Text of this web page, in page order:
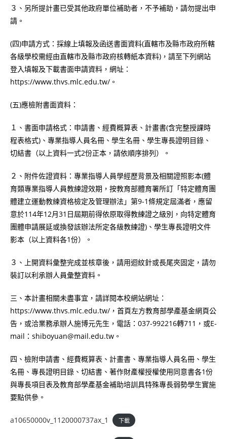
３、另所提計畫已受其他政府單位補助者，不予補助，請勿提出申
請。
(四)申請方式：採線上填報及函送書面資料(直轄市及縣市政府所轄
各級學校需經由直轄市及縣市政府核轉紙本資料)，請至下列網站
登入填報及下載書面申請資料，網址：
https://www.thvs.mlc.edu.tw/。
(五)應檢附書面資料：
１、書面申請格式：申請書、經費概算表、計畫書(含完整授課時
程表格式)、專業指導人員名冊、學生名冊、學生專長證明目錄、
切結書（以上資料一式2份正本，請依順序排列）。
２、附件佐證資料：專業指導人員學經歷背景及相關證照影本(體
育類專業指導人員教練證效期，按教育部體育署所訂「特定體育團
體建立運動教練資格檢定及管理辦法」第9-1條規定屆滿者，應留
意於114年12月31日屆期前得依原取得教練證之級別，向特定體育
團體申請展延或換發該辦法所定各級教練證)、學生專長證明文件
影本（以上資料各1份）。
３、上開資料彙整完成並核章後，請用迴紋針或長尾夾固定，請勿
裝訂以利承辦人員彙整資料。
三、本計畫相關未盡事宜，請詳閱本校網站網址：
https://www.thvs.mlc.edu.tw/，首頁左方教育部學產基金網頁公
告，或洽業務承辦人施博元先生，電話：037-992216轉711，或E-
mail：shiboyuan@mail.edu.tw。
四、檢附申請書、經費概算表、計畫書、專業指導人員名冊、學生
名冊、專長證明目錄、切結書、著作財產權授權使用同意書各1份
與專長項目表及教育部學產基金補助培訓具特殊專長弱勢學生實施
要點供參。
a10650000v_1120000737ax_1 下載